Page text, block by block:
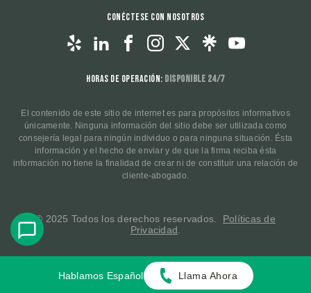
Conéctese con nosotros
Horas de operación: Disponible 24/7
El contenido de este sitio de internet es para propósitos informativos
únicamente. Ninguna información del sitio debe ser utilizada como
consejería legal para ningún individuo o para ninguna situación. Ésta
información y el hecho de enviar y de que la firma reciba ésta
información no tiene la finalidad de crear ni de constituir una relación de
cliente-abogado.
© 2025 Todos los derechos reservados. Políticas de
Privacidad
Hablamos Español Llama Ahora